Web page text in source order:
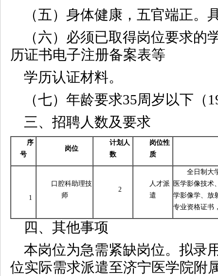
（五）身体健康，五官端正。
（六）必须已取得岗位要求
历证书电子注册备案表等
学历认证材料。
（七）年龄要求35周岁以下（
三、招聘人数及要求
序
号
岗位
计划人
数
岗位性
质
1
口腔科助理技
师
2
人才派
遣
全日制大
医学影像技术
学影像学、放
专业资格证书
四、其他事项
本岗位为急需紧缺岗位。拟录
位实际需求派遣至济宁医学院附